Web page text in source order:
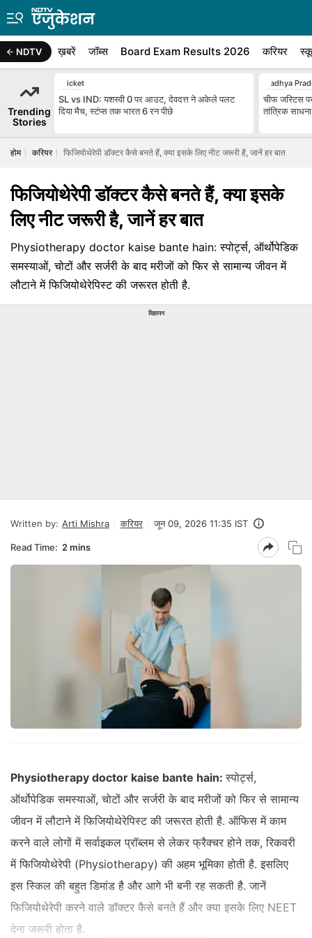
NDTV ख़बरें जॉब्स Board Exam Results 2026 करियर
Trending
Stories
Cricket
SL vs IND: यशस्वी 0 पर आउट, देवदत्त ने अकेले पलट
दिया मैच, स्टंप्स तक भारत 6 रन पीछे
Madhya
चीफ जस्टिस
तांत्रिक
होम करियर फिजियोथेरेपी डॉक्‍टर कैसे बनते हैं, क्‍या इसके लिए नीट जरूरी है, जानें हर बात
फिजियोथेरेपी डॉक्‍टर कैसे बनते हैं, क्‍या इसके
लिए नीट जरूरी है, जानें हर बात
Physiotherapy doctor kaise bante hain: स्‍पोर्ट्स, ऑर्थोपेडिक
समस्याओं, चोटों और सर्जरी के बाद मरीजों को फिर से सामान्य जीवन में
लौटाने में फिजियोथेरेपिस्ट की जरूरत होती है.
विज्ञापन
Written by: Arti Mishra करियर जून 09, 2026 11:35 IST
Read Time: 2 mins
Physiotherapy doctor kaise bante hain:स्‍पोर्ट्स,
ऑर्थोपेडिक समस्याओं, चोटों और सर्जरी के बाद मरीजों को फिर से सामान्य
जीवन में लौटाने में फिजियोथेरेपिस्ट की जरूरत होती है. ऑफिस में काम
करने वाले लोगों में सर्वाइकल प्रॉब्‍लम से लेकर फ्रैक्‍चर होने तक, रिकवरी
में फिजियोथेरेपी (Physiotherapy) की अहम भूमिका होती है. इसलिए
इस स्किल की बहुत डिमांड है और आगे भी बनी रह सकती है. जानें
फिजियोथेरेपी करने वाले डॉक्टर कैसे बनते हैं और क्या इसके लिए NEET
देना जरूरी होता है.